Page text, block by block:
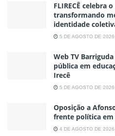
FLIRECÊ celebra
transformando
identidade
5 DE AGOSTO DE 2026
Web TV
pública em
Irecê
5 DE AGOSTO DE 2026
Oposição a
frente política em
4 DE AGOSTO DE 2026